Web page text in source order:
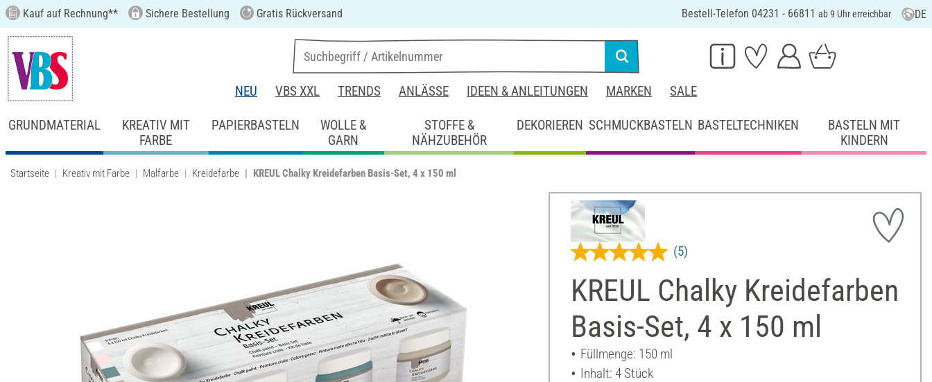
Kauf auf Rechnung** Sichere Bestellung Gratis Rückversand Bestell-Telefon 04231 - 66811 ab 9 Uhr erreichbar DE
NEU VBS XXL TRENDS ANLÄSSE IDEEN & ANLEITUNGEN MARKEN SALE
GRUNDMATERIAL
KREATIV MIT
FARBE
PAPIERBASTELN
WOLLE &
GARN
STOFFE &
NÄHZUBEHÖR
DEKORIEREN SCHMUCKBASTELN BASTELTECHNIKEN
BASTELN MIT
KINDERN
Startseite Kreativ mit Farbe Malfarbe Kreidefarbe KREUL Chalky Kreidefarben Basis-Set, 4 x 150 ml
KREUL Chalky Kreidefarben
Basis-Set, 4 x 150 ml
(5)
Füllmenge: 150 ml
Inhalt: 4 Stück